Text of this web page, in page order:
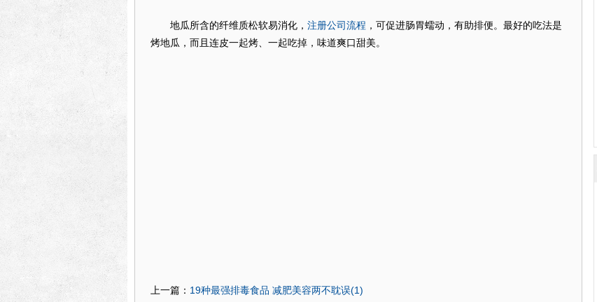
地瓜所含的纤维质松软易消化， 注册公司流程 ，可促进肠胃蠕动，有助排便。最好的吃法是
烤地瓜，而且连皮一起烤、一起吃掉，味道爽口甜美。
上一篇： 19种最强排毒食品 减肥美容两不耽误(1)